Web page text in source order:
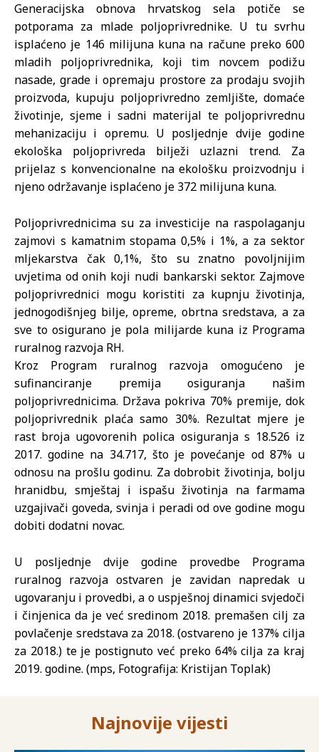
Generacijska obnova hrvatskog sela potiče se
potporama za mlade poljoprivrednike. U tu svrhu
isplaćeno je 146 milijuna kuna na račune preko 600
mladih poljoprivrednika, koji tim novcem podižu
nasade, grade i opremaju prostore za prodaju svojih
proizvoda, kupuju poljoprivredno zemljište, domaće
životinje, sjeme i sadni materijal te poljoprivrednu
mehanizaciju i opremu. U posljednje dvije godine
ekološka poljoprivreda bilježi uzlazni trend. Za
prijelaz s konvencionalne na ekološku proizvodnju i
njeno održavanje isplaćeno je 372 milijuna kuna.
Poljoprivrednicima su za investicije na raspolaganju
zajmovi s kamatnim stopama 0,5% i 1%, a za sektor
mljekarstva čak 0,1%, što su znatno povoljnijim
uvjetima od onih koji nudi bankarski sektor. Zajmove
poljoprivrednici mogu koristiti za kupnju životinja,
jednogodišnjeg bilje, opreme, obrtna sredstava, a za
sve to osigurano je pola milijarde kuna iz Programa
ruralnog razvoja RH.
Kroz Program ruralnog razvoja omogućeno je
sufinanciranje premija osiguranja našim
poljoprivrednicima. Država pokriva 70% premije, dok
poljoprivrednik plaća samo 30%. Rezultat mjere je
rast broja ugovorenih polica osiguranja s 18.526 iz
2017. godine na 34.717, što je povećanje od 87% u
odnosu na prošlu godinu. Za dobrobit životinja, bolju
hranidbu, smještaj i ispašu životinja na farmama
uzgajivači goveda, svinja i peradi od ove godine mogu
dobiti dodatni novac.
U posljednje dvije godine provedbe Programa
ruralnog razvoja ostvaren je zavidan napredak u
ugovaranju i provedbi, a o uspješnoj dinamici svjedoči
i činjenica da je već sredinom 2018. premašen cilj za
povlačenje sredstava za 2018. (ostvareno je 137% cilja
za 2018.) te je postignuto već preko 64% cilja za kraj
2019. godine. (mps, Fotografija: Kristijan Toplak)
Najnovije vijesti